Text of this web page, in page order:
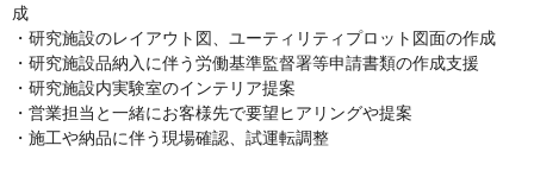
成
・研究施設のレイアウト図、ユーティリティプロット図面の作成
・研究施設品納入に伴う労働基準監督署等申請書類の作成支援
・研究施設内実験室のインテリア提案
・営業担当と一緒にお客様先で要望ヒアリングや提案
・施工や納品に伴う現場確認、試運転調整